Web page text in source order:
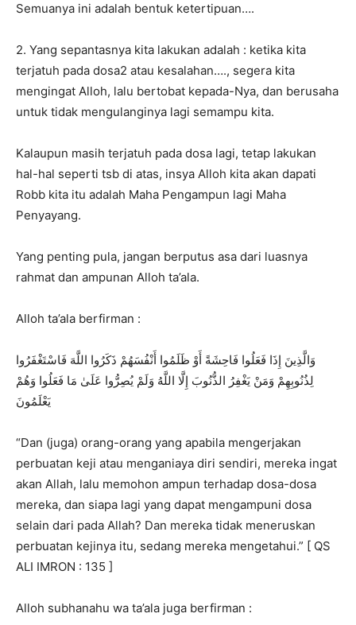
Semuanya ini adalah bentuk ketertipuan….
2. Yang sepantasnya kita lakukan adalah : ketika kita
terjatuh pada dosa2 atau kesalahan…., segera kita
mengingat Alloh, lalu bertobat kepada-Nya, dan berusaha
untuk tidak mengulanginya lagi semampu kita.
Kalaupun masih terjatuh pada dosa lagi, tetap lakukan
hal-hal seperti tsb di atas, insya Alloh kita akan dapati
Robb kita itu adalah Maha Pengampun lagi Maha
Penyayang.
Yang penting pula, jangan berputus asa dari luasnya
rahmat dan ampunan Alloh ta’ala.
Alloh ta’ala berfirman :
وَالَّذِينَ إِذَا فَعَلُوا فَاحِشَةً أَوْ ظَلَمُوا أَنْفُسَهُمْ ذَكَرُوا اللَّهَ فَاسْتَغْفَرُوا
لِذُنُوبِهِمْ وَمَنْ يَغْفِرُ الذُّنُوبَ إِلَّا اللَّهُ وَلَمْ يُصِرُّوا عَلَىٰ مَا فَعَلُوا وَهُمْ
يَعْلَمُونَ
“Dan (juga) orang-orang yang apabila mengerjakan
perbuatan keji atau menganiaya diri sendiri, mereka ingat
akan Allah, lalu memohon ampun terhadap dosa-dosa
mereka, dan siapa lagi yang dapat mengampuni dosa
selain dari pada Allah? Dan mereka tidak meneruskan
perbuatan kejinya itu, sedang mereka mengetahui.” [ QS
ALI IMRON : 135 ]
Alloh subhanahu wa ta’ala juga berfirman :